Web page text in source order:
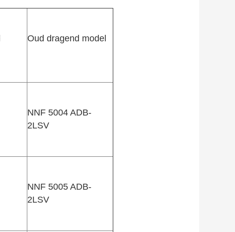
Oud dragend model
NNF 5004 ADB-
2LSV
NNF 5005 ADB-
2LSV